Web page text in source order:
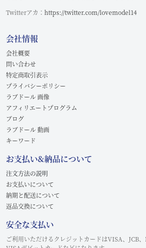
Twitterアカ： https://twitter.com/lovemodel14
会社情報
会社概要
問い合わせ
特定商取引表示
プライバシーポリシー
ラブドール 画像
アフィリエートプログラム
ブログ
ラブドール 動画
キーワード
お支払い&納品について
注文方法の説明
お支払いについて
納期と配送について
返品交換について
安全な支払い
ご利用いただけるクレジットカードはVISA、JCB